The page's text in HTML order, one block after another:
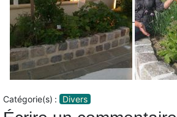
Catégorie(s) : Divers